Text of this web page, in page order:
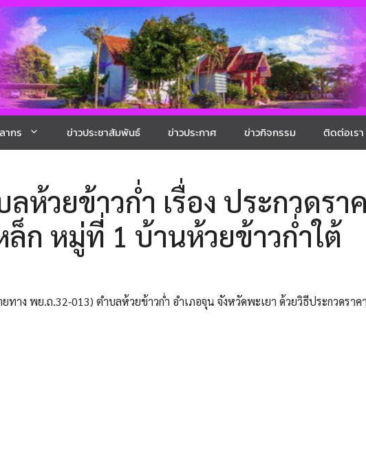
ากร ข่าวประชาสัมพันธ์ ข่าวประกาศ ข่าวกิจกรรม ติดต่อเรา
ห้วยข้าวก่ำ เรื่อง ประกวดรา
ก หมู่ที่ 1 บ้านห้วยข้าวก่ำใต้
าง พย.ถ.32-013) ตำบลห้วยข้าวก่ำ อำเภอจุน จังหวัดพะเยา ด้วยวิธีประกวดราค